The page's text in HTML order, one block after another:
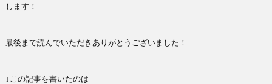
します！
最後まで読んでいただきありがとうございました！
↓この記事を書いたのは